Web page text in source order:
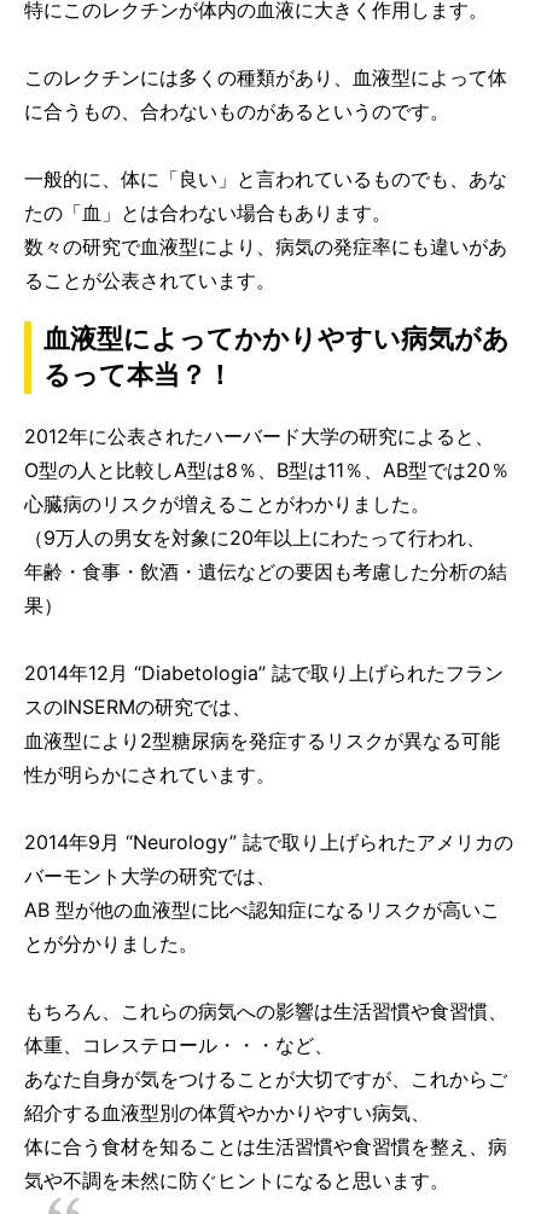
特にこのレクチンが体内の血液に大きく作用します。
このレクチンには多くの種類があり、血液型によって体
に合うもの、合わないものがあるというのです。
一般的に、体に「良い」と言われているものでも、あな
たの「血」とは合わない場合もあります。
数々の研究で血液型により、病気の発症率にも違いがあ
ることが公表されています。
血液型によってかかりやすい病気があ
るって本当？！
2012年に公表されたハーバード大学の研究によると、
O型の人と比較しA型は8％、B型は11％、AB型では20％
心臓病のリスクが増えることがわかりました。
（9万人の男女を対象に20年以上にわたって行われ、
年齢・食事・飲酒・遺伝などの要因も考慮した分析の結
果）
2014年12月 “Diabetologia” 誌で取り上げられたフラン
スのINSERMの研究では、
血液型により2型糖尿病を発症するリスクが異なる可能
性が明らかにされています。
2014年9月 “Neurology” 誌で取り上げられたアメリカの
バーモント大学の研究では、
AB 型が他の血液型に比べ認知症になるリスクが高いこ
とが分かりました。
もちろん、これらの病気への影響は生活習慣や食習慣、
体重、コレステロール・・・など、
あなた自身が気をつけることが大切ですが、これからご
紹介する血液型別の体質やかかりやすい病気、
体に合う食材を知ることは生活習慣や食習慣を整え、病
気や不調を未然に防ぐヒントになると思います。